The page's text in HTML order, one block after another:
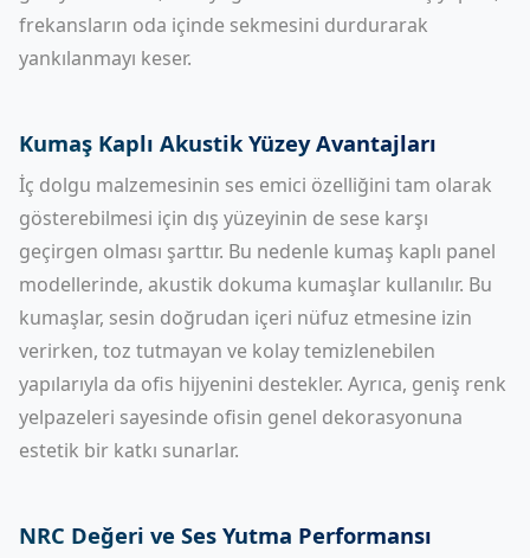
frekansların oda içinde sekmesini durdurarak
yankılanmayı keser.
Kumaş Kaplı Akustik Yüzey Avantajları
İç dolgu malzemesinin ses emici özelliğini tam olarak
gösterebilmesi için dış yüzeyinin de sese karşı
geçirgen olması şarttır. Bu nedenle kumaş kaplı panel
modellerinde, akustik dokuma kumaşlar kullanılır. Bu
kumaşlar, sesin doğrudan içeri nüfuz etmesine izin
verirken, toz tutmayan ve kolay temizlenebilen
yapılarıyla da ofis hijyenini destekler. Ayrıca, geniş renk
yelpazeleri sayesinde ofisin genel dekorasyonuna
estetik bir katkı sunarlar.
NRC Değeri ve Ses Yutma Performansı